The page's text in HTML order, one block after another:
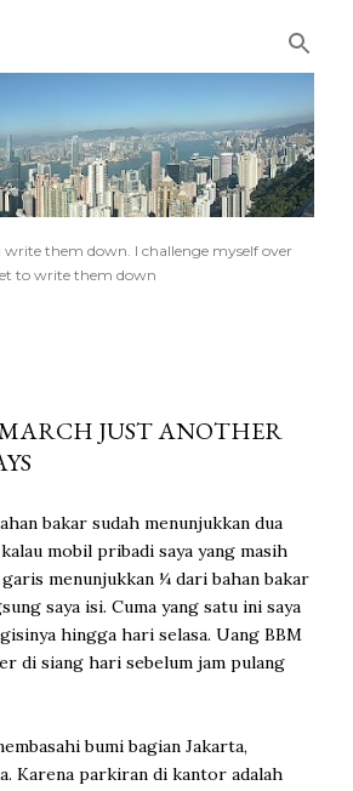
write them down. I challenge myself over
to write them down
JUST ANOTHER
bakar sudah menunjukkan dua
mobil pribadi saya yang masih
garis menunjukkan ¼ dari bahan bakar
saya isi. Cuma yang satu ini saya
hingga hari selasa. Uang BBM
di siang hari sebelum jam pulang
bumi bagian Jakarta,
Karena parkiran di kantor adalah